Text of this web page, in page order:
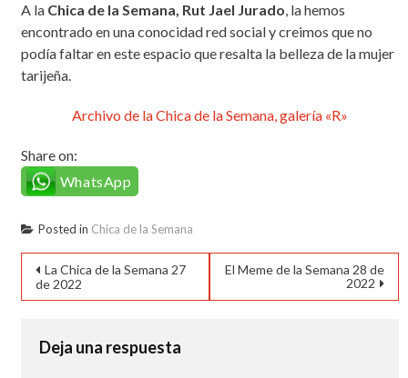
A la Chica de la Semana, Rut Jael Jurado, la hemos
encontrado en una conocidad red social y creimos que no
podía faltar en este espacio que resalta la belleza de la mujer
tarijeña.
Archivo de la Chica de la Semana, galería «R»
Share on:
WhatsApp
Posted in Chica de la Semana
Navegación
de
entradas
La Chica de la Semana 27
de 2022
El Meme de la Semana 28 de
2022
Deja una respuesta